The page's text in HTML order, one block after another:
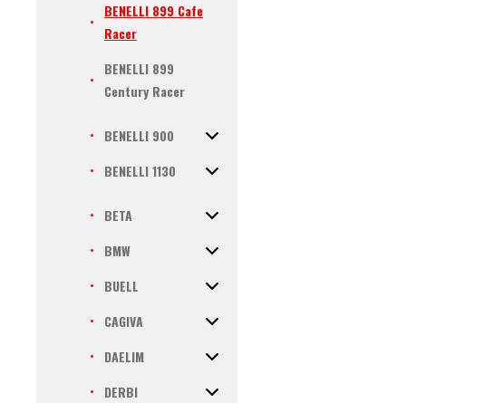
BENELLI 899 Cafe
Racer
BENELLI 899
Century Racer
BENELLI 900
BENELLI 1130
BETA
BMW
BUELL
CAGIVA
DAELIM
DERBI